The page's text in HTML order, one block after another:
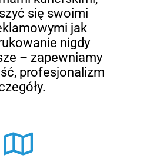
się swoimi
jak
nigdy
– zapewniamy
profesjonalizm